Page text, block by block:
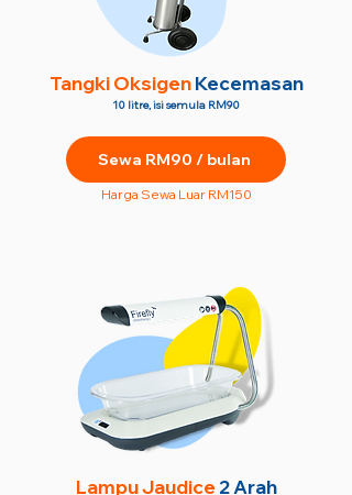
Tangki OksigenKecemasan
10 litre, isi semula RM90
Sewa RM90 / bulan
Harga Sewa Luar RM150
Lampu Jaudice 2 Arah